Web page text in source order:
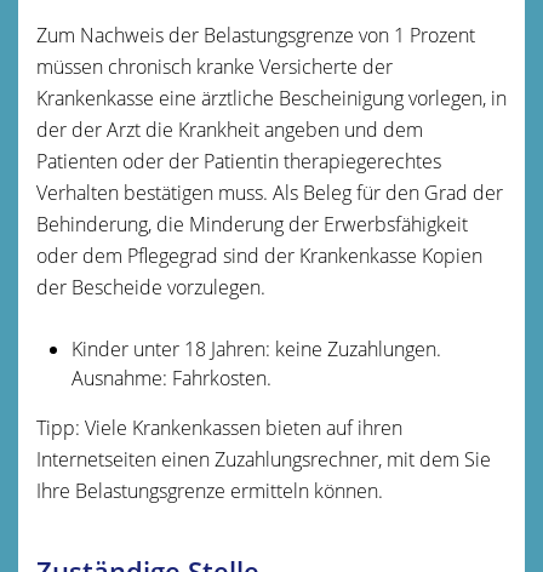
Zum Nachweis der Belastungsgrenze von 1 Prozent
müssen chronisch kranke Versicherte der
Krankenkasse eine ärztliche Bescheinigungvorlegen, in
der der Arzt die Krankheit angeben und dem
Patienten oder der Patientin therapiegerechtes
Verhalten bestätigen muss. Als Beleg für den Grad der
Behinderung, die Minderung der Erwerbsfähigkeit
oder dem Pflegegrad sind der Krankenkasse Kopien
der Bescheide vorzulegen.
Kinder unter 18 Jahren: keine Zuzahlungen.
Ausnahme: Fahrkosten.
Tipp: Viele Krankenkassen bieten auf ihren
Internetseiten einen Zuzahlungsrechner, mit dem Sie
Ihre Belastungsgrenze ermitteln können.